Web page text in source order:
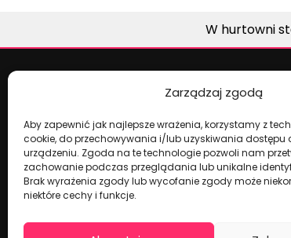
Zarządzaj zgodą
Aby zapewnić jak najlepsze wrażenia, korzystamy z
cookie, do przechowywania i/lub uzyskiwania dostępu
urządzeniu. Zgoda na te technologie pozwoli nam
zachowanie podczas przeglądania lub unikalne
Brak wyrażenia zgody lub wycofanie zgody może
niektóre cechy i funkcje.
W hurtowni
Dekoracje na torty i